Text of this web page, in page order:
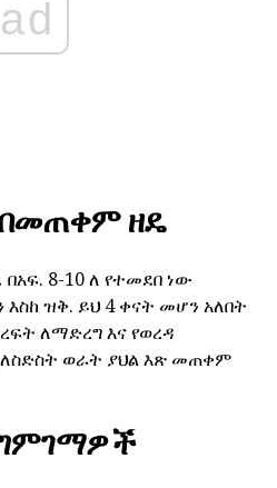
ad
በመጠቀም ዘዴ
8-10 ለ የተመደበ ነው
እስከ ዝቅ. ይህ 4 ቀናት መሆን አለበት
ለማድረግ እና የወረዳ
ወራት ያህል እጽ መጠቀም
ግምገማዎች